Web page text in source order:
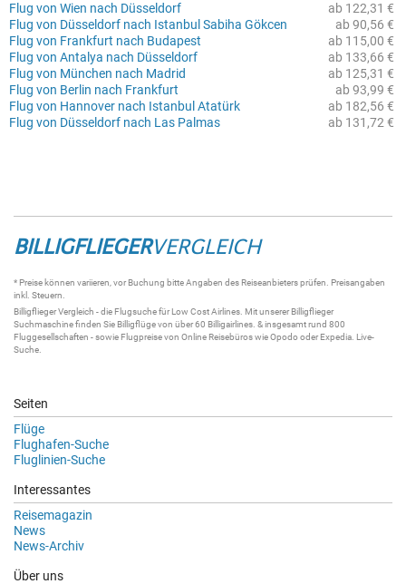
ab 122,31 €
Flug von Wien nach Düsseldorf
ab 90,56 €
Flug von Düsseldorf nach Istanbul Sabiha Gökcen
ab 115,00 €
Flug von Frankfurt nach Budapest
ab 133,66 €
Flug von Antalya nach Düsseldorf
ab 125,31 €
Flug von München nach Madrid
ab 93,99 €
Flug von Berlin nach Frankfurt
ab 182,56 €
Flug von Hannover nach Istanbul Atatürk
ab 131,72 €
Flug von Düsseldorf nach Las Palmas
BILLIGFLIEGERVERGLEICH
* Preise können variieren, vor Buchung bitte Angaben des Reiseanbieters prüfen. Preisangaben
inkl. Steuern.
BilligfliegerVergleich - die Flugsuchefür Low Cost Airlines. Mit unsererBilligflieger
Suchmaschinefinden Sie Billigflügevon über 60 Billigairlines . & insgesamt rund 800
Fluggesellschaften - sowie Flugpreise von Online Reisebüros wie Opodo oder Expedia. Live-
Suche
Seiten
Flüge
Flughafen-Suche
Fluglinien-Suche
Interessantes
Reisemagazin
News
News-Archiv
Über uns